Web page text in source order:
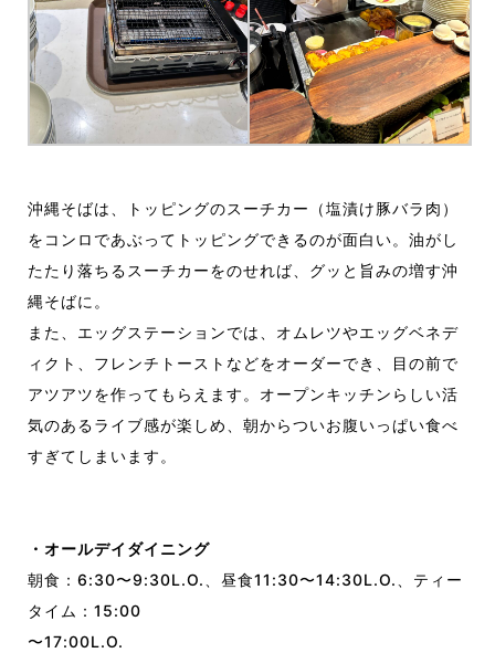
沖縄そばは、トッピングのスーチカー（塩漬け豚バラ肉）
をコンロであぶってトッピングできるのが面白い。油がし
たたり落ちるスーチカーをのせれば、グッと旨みの増す沖
縄そばに。
また、エッグステーションでは、オムレツやエッグベネデ
ィクト、フレンチトーストなどをオーダーでき、目の前で
アツアツを作ってもらえます。オープンキッチンらしい活
気のあるライブ感が楽しめ、朝からついお腹いっぱい食べ
すぎてしまいます。
・オールデイダイニング
朝食：6:30〜9:30L.O.、昼食11:30〜14:30L.O.、ティー
タイム：15:00
〜17:00L.O.